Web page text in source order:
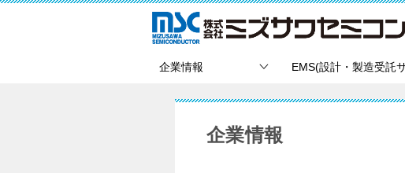
企業情報 EMS(設計・製造受託
企業情報